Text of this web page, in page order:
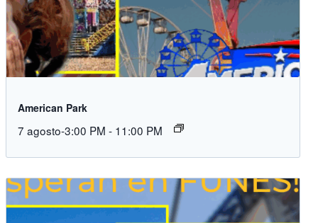
American Park
7 agosto-3:00 PM - 11:00 PM